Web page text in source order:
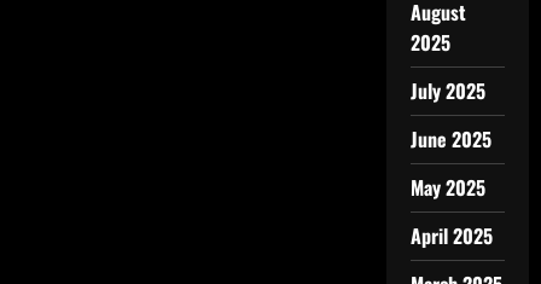
August
2025
July 2025
June 2025
May 2025
April 2025